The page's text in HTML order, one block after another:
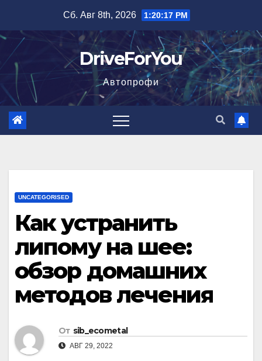
содержимому
Сб. Авг 8th, 2026 1:20:18 PM
DriveForYou
Автопрофи
UNCATEGORISED
Как устранить
липому на шее:
обзор домашних
методов лечения
От sib_ecometal
АВГ 29, 2022